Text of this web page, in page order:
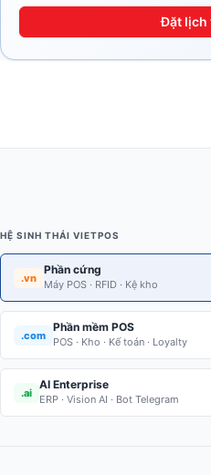
Đặt lịch
HỆ SINH THÁI VIETPOS
.vn
Phần cứng
Máy POS · RFID · Kệ kho
.com
Phần mềm POS
POS · Kho · Kế toán · Loyalty
.ai
AI Enterprise
ERP · Vision AI · Bot Telegram